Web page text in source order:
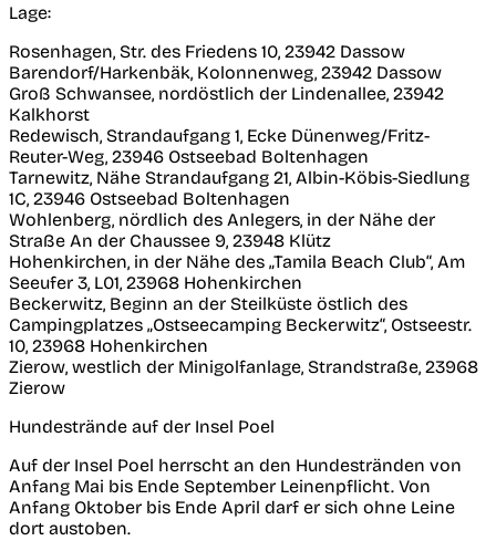
Lage:
Rosenhagen, Str. des Friedens 10, 23942 Dassow
Barendorf/Harkenbäk, Kolonnenweg, 23942 Dassow
Groß Schwansee, nordöstlich der Lindenallee, 23942
Kalkhorst
Redewisch, Strandaufgang 1, Ecke Dünenweg/Fritz-
Reuter-Weg, 23946 Ostseebad Boltenhagen
Tarnewitz, Nähe Strandaufgang 21, Albin-Köbis-Siedlung
1C, 23946 Ostseebad Boltenhagen
Wohlenberg, nördlich des Anlegers, in der Nähe der
Straße An der Chaussee 9, 23948 Klütz
Hohenkirchen, in der Nähe des „Tamila Beach Club“, Am
Seeufer 3, L01, 23968 Hohenkirchen
Beckerwitz, Beginn an der Steilküste östlich des
Campingplatzes „Ostseecamping Beckerwitz“, Ostseestr.
10, 23968 Hohenkirchen
Zierow, westlich der Minigolfanlage, Strandstraße, 23968
Zierow
Hundestrände auf der Insel Poel
Auf der Insel Poel herrscht an den Hundestränden von
Anfang Mai bis Ende September Leinenpflicht. Von
Anfang Oktober bis Ende April darf er sich ohne Leine
dort austoben.